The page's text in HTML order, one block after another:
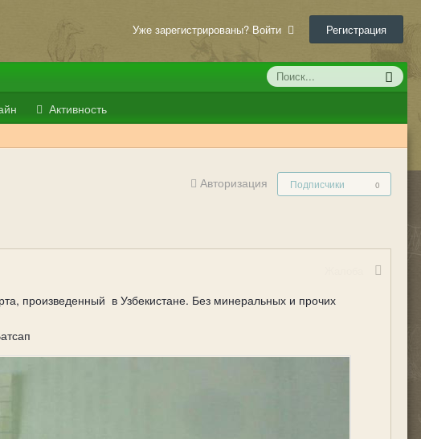
Уже зарегистрированы? Войти Регистрация
Активность
Авторизация Подписчики 0
произведенный в Узбекистане. Без минеральных и прочих